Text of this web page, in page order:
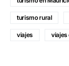
turismo rural
viajes viajes